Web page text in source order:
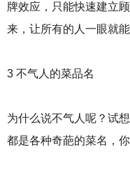
牌效应，只能快速建立
来，让所有的人一眼就
3 不气人的菜品名
为什么说不气人呢？试
都是各种奇葩的菜名，